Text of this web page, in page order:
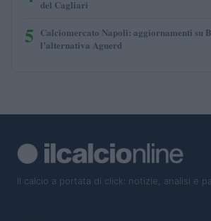
del Cagliari
5 Calciomercato Napoli: aggiornamenti su
l’alternativa Aguerd
Il calcio a portata di click: notizie, analisi e